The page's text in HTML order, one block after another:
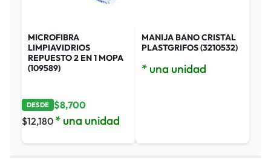
MICROFIBRA
LIMPIAVIDRIOS
REPUESTO 2 EN 1 MOPA
(109589)
DESDE $8,700
$12,180 * una unidad
MANIJA BANO CRISTAL
PLASTGRIFOS (3210532)
* una unidad